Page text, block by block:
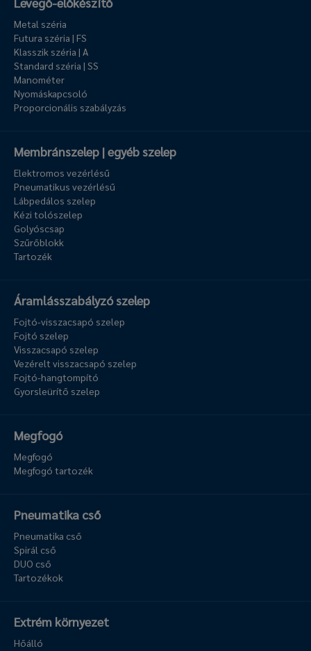
Metal széria
Futura széria | FS
Klasszik széria | A
Standard széria | SS
Manométer
Nyomáskapcsoló
Proporcionális szabályzás
Membránszelep | egyéb szelep
Elektromos vezérlésű
Pneumatikus vezérlésű
Lábpedálos szelep
Kézi tolószelep
Golyóscsap
Szűrőblokk
Tartozék
Áramlásszabályzó szelep
Fojtó-visszacsapó szelep
Fojtó szelep
Visszacsapó szelep
Vezérelt visszacsapó szelep
Fojtó-hangtompító
Gyorsleürítő szelep
Megfogó
Megfogó
Megfogó tartozék
Pneumatika cső
Pneumatika cső
Spirál cső
DUO cső
Tartozékok
Extrém környezet
Hőálló